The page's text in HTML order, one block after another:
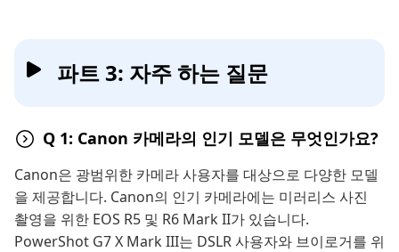
파트 3: 자주 하는 질문
Q 1: Canon 카메라의 인기 모델은 무엇인가요?
Canon은 광범위한 카메라 사용자를 대상으로 다양한 모델
을 제공합니다. Canon의 인기 카메라에는 미러리스 사진
촬영을 위한 EOS R5 및 R6 Mark II가 있습니다.
PowerShot G7 X Mark III는 DSLR 사용자와 브이로거를 위